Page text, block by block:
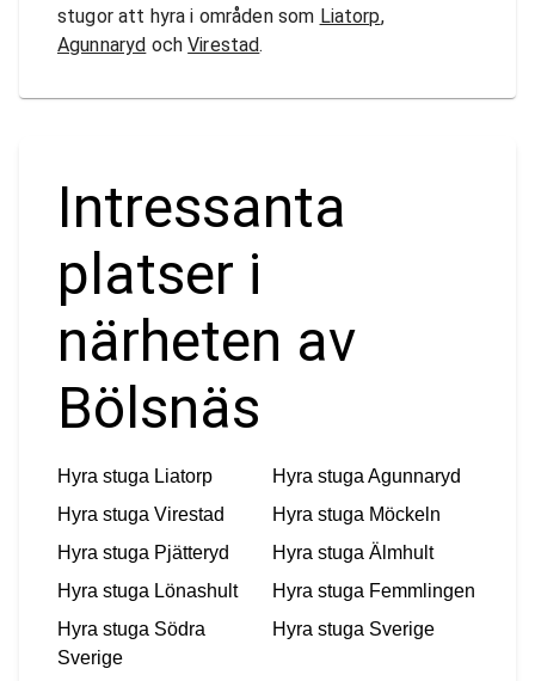
stugor att hyra i områden som Liatorp,
Agunnaryd ochVirestad.
Intressanta
platser i
närheten av
Bölsnäs
Hyra stuga Liatorp Hyra stuga Agunnaryd
Hyra stuga Virestad Hyra stuga Möckeln
Hyra stuga Pjätteryd Hyra stuga Älmhult
Hyra stuga Lönashult Hyra stuga Femmlingen
Hyra stuga Södra
Sverige
Hyra stuga Sverige